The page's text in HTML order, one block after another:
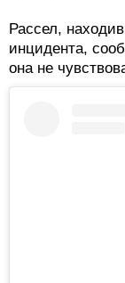
Рассел,
инцидента,
она не